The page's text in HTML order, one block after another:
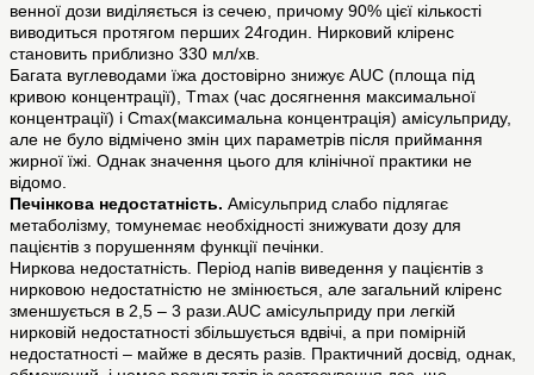
венної дози виділяється із сечею, причому 90% цієї кількості
виводиться протягом перших 24годин. Нирковий кліренс
становить приблизно 330 мл/хв.
Багата вуглеводами їжа достовірно знижує AUC (площа під
кривою концентрації), Tmax (час досягнення максимальної
концентрації) і Cmax(максимальна концентрація) амісульприду,
але не було відмічено змін цих параметрів після приймання
жирної їжі. Однак значення цього для клінічної практики не
відомо.
Печінкова недостатність. Амісульприд слабо підлягає
метаболізму, томунемає необхідності знижувати дозу для
пацієнтів з порушенням функції печінки.
Ниркова недостатність. Період напів виведення у пацієнтів з
нирковою недостатністю не змінюється, але загальний кліренс
зменшується в 2,5 – 3 рази.AUC амісульприду при легкій
нирковій недостатності збільшується вдвічі, а при помірній
недостатності – майже в десять разів. Практичний досвід, однак,